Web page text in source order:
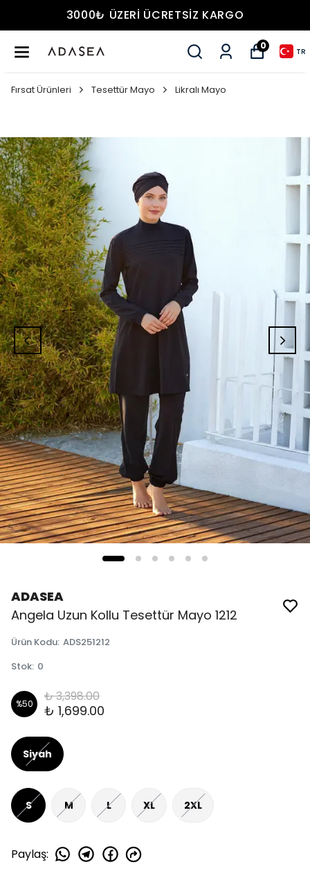
3000₺ ÜZERİ ÜCRETSİZ KARGO
0
TR
Fırsat Ürünleri Tesettür Mayo Likralı Mayo
ADASEA
Angela Uzun Kollu Tesettür Mayo 1212
Ürün Kodu: ADS251212
Stok: 0
%50 ₺ 3,398.00
₺ 1,699.00
Siyah
S M L XL 2XL
Paylaş: